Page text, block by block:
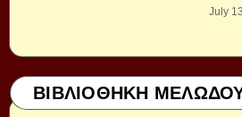
July
ΒΙΒΛΙΟΘΗΚΗ